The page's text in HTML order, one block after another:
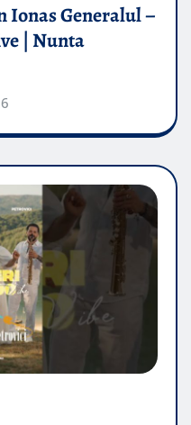
Ionas Generalul –
| Nunta